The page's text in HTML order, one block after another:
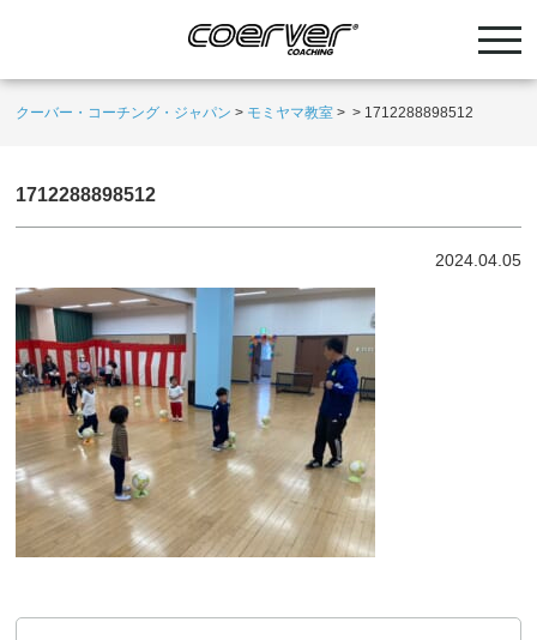
クーバー・コーチング・ジャパン > モミヤマ教室 > > 1712288898512
1712288898512
2024.04.05